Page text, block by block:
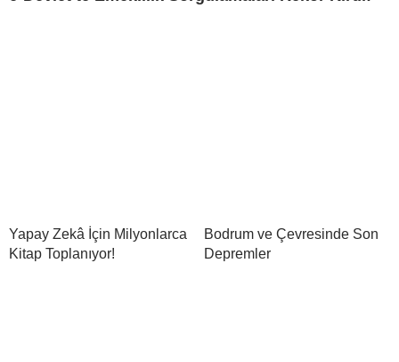
Yapay Zekâ İçin Milyonlarca
Kitap Toplanıyor!
Bodrum ve Çevresinde Son
Depremler